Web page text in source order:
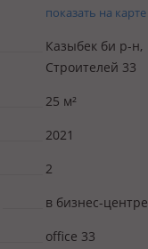
показать на карте
Казыбек би р-н,
Строителей 33
25 м²
2021
2
в бизнес-центре
office 33